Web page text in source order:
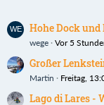
Hohe Dock
wege Vor 5
Großer
Martin Freitag,
Lago di Lares -